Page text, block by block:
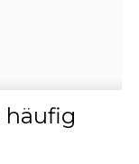
häufig